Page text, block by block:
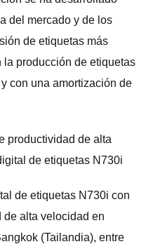
del mercado y de los
de etiquetas más
producción de etiquetas
con una amortización de
de etiquetas N730i con
alta velocidad en
(Tailandia), entre